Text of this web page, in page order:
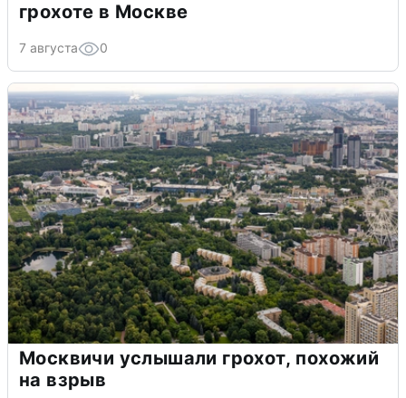
грохоте в Москве
7 августа 0
Москвичи услышали грохот, похожий
на взрыв